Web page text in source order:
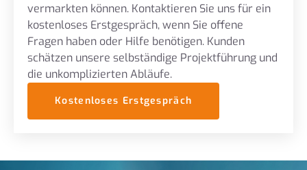
vermarkten können. Kontaktieren Sie uns für ein
kostenloses Erstgespräch, wenn Sie offene
Fragen haben oder Hilfe benötigen. Kunden
schätzen unsere selbständige Projektführung und
die unkomplizierten Abläufe.
Kostenloses Erstgespräch